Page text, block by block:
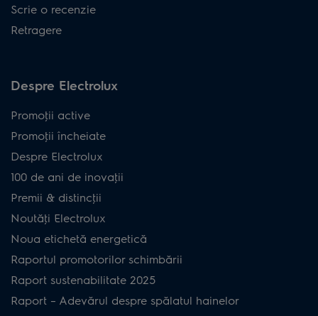
Scrie o recenzie
Retragere
Despre Electrolux
Promoţii active
Promoţii încheiate
Despre Electrolux
100 de ani de inovaţii
Premii & distincţii
Noutăţi Electrolux
Noua etichetă energetică
Raportul promotorilor schimbării
Raport sustenabilitate 2025
Raport – Adevărul despre spălatul hainelor